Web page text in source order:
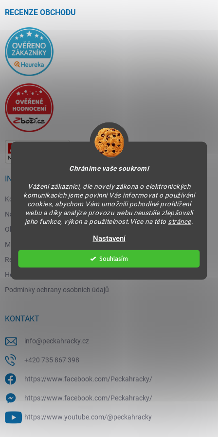
Chráníme vaše soukromí
Vážení zákazníci, dle novely zákona o elektronických
komunikacích jsme povinni Vás informovat o používání
cookies, abychom Vám umožnili pohodlné prohlížení
webu a díky analýze provozu webu neustále zlepšovali
jeho funkce, výkon a použitelnost.Více na této stránce.
Nastavení
Souhlasím
RECENZE OBCHODU
INFORMACE PRO VÁS
Kontakty
Napište nám
Obchodní podmínky
Moje objednávka
Reklamace a vrácení zboží
Hodnocení obchodu
Podmínky ochrany osobních údajů
KONTAKT
info@peckahracky.cz
+420 735 867 398
https://www.facebook.com/Peckahracky/
https://www.facebook.com/Peckahracky/
https://www.youtube.com/@peckahracky